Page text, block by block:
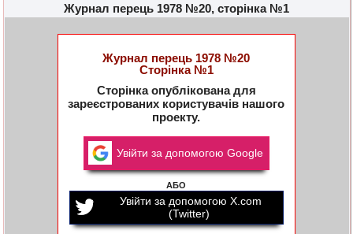
Журнал перець 1978 №20, сторінка №1
Журнал перець 1978 №20
Сторінка №1
Сторінка опублікована для
зареєстрованих користувачів нашого
проекту.
Увійти за допомогою Google
АБО
Увійти за допомогою X.com
(Twitter)